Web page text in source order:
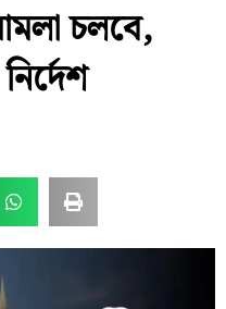
চাষ মাছ চাষউত্তর ২৪ পরগনা
চলবে,